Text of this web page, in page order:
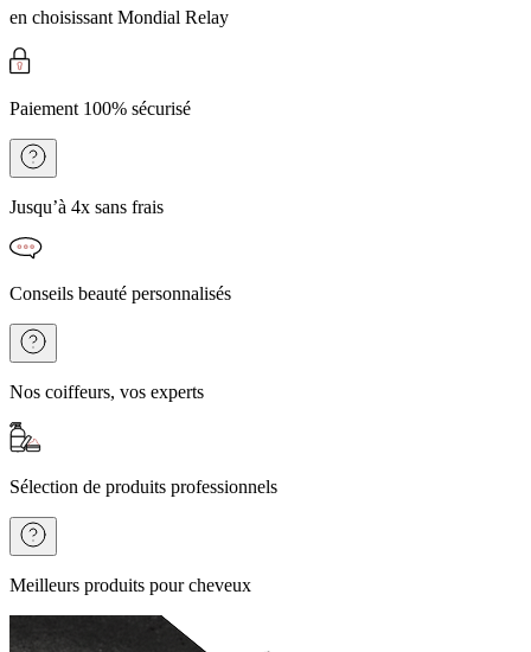
en choisissant Mondial Relay
Paiement 100% sécurisé
Jusqu’à 4x sans frais
Conseils beauté personnalisés
Nos coiffeurs, vos experts
Sélection de produits professionnels
Meilleurs produits pour cheveux